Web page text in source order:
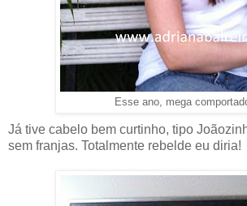
Esse ano, mega
Já tive cabelo bem curtinho, tipo
sem franjas. Totalmente rebelde eu diria!